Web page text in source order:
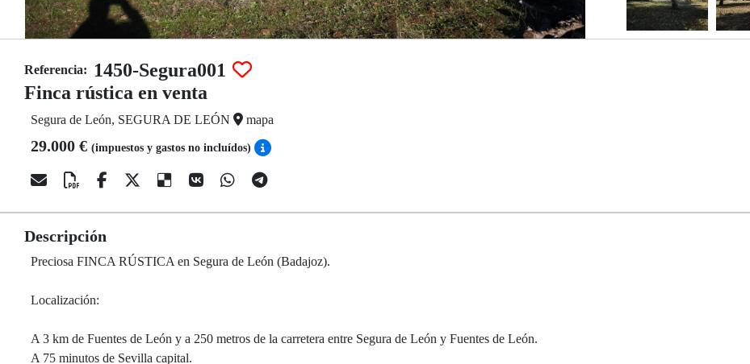
Referencia:
1450-Segura001
Finca rústica en venta
Segura de León, SEGURA DE LEÓN mapa
29.000 € (impuestos y gastos no incluídos)
Descripción
Preciosa FINCA RÚSTICA en Segura de León (Badajoz).
Localización:
A 3 km de Fuentes de León y a 250 metros de la carretera entre Segura de León y Fuentes de León.
A 75 minutos de Sevilla capital.